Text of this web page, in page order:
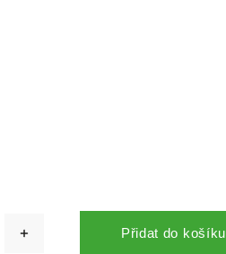
Přidat do košíku